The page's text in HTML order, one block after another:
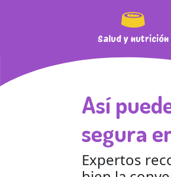
Salud y nutrición
Así
segura
Expertos